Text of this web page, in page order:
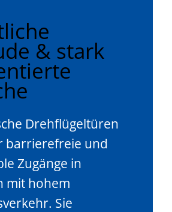
& stark
Drehflügeltüren
barrierefreie und
Zugänge in
mit hohem
Sie